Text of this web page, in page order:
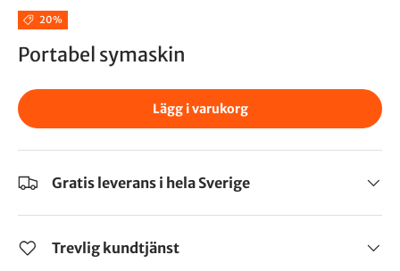
20%
Portabel symaskin
Lägg i varukorg
Gratis leverans i hela Sverige
Trevlig kundtjänst